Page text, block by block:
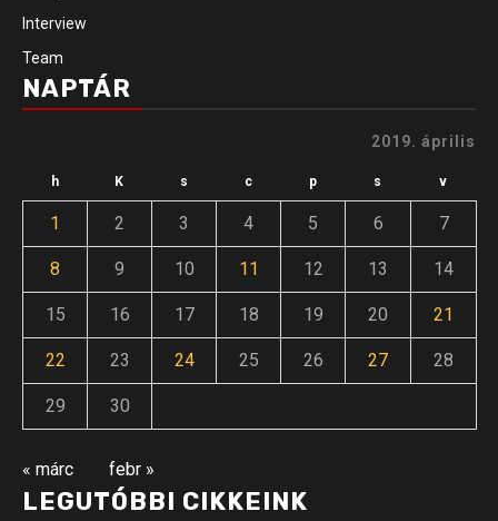
Interview
Team
NAPTÁR
2019. április
h K s c p s v
1 2 3 4 5 6 7
8 9 10 11 12 13 14
15 16 17 18 19 20 21
22 23 24 25 26 27 28
29 30
« márc febr »
LEGUTÓBBI CIKKEINK